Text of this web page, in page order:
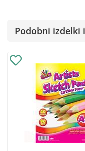
Podobni izdelki